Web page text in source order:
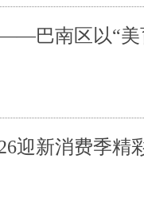
巴南区以“美
迎新消费季精